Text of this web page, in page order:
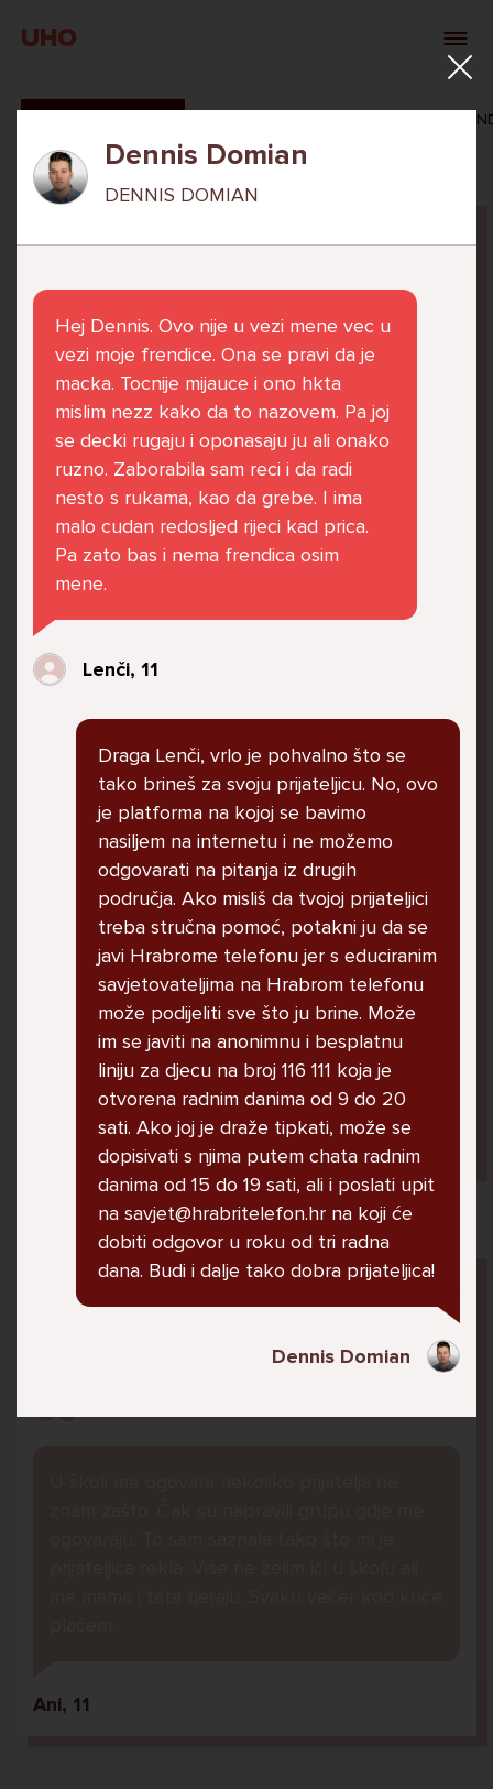
UHO
VERONIKA
Već 6 godina u školi nekoliko cura iz mog
razreda me izbacuju iz zajedničkih aktivnosti
te me iskorištavaju. Dečki iz mojeg razreda mi
govore da sam glupača te me preko discorda
vrijeđaju jer sam niska te mi govore da se
svojim susjedama i malim psom. Stalno u
krevet idem plačući. Nesvjesno te zbog
ljutnje sam se počela tući po nogama no
prestala sam jer me važna osoba potaknula
na to. Prije toga svega nakon nekoliko godina
prijateljstva ostavila me najbolja prijateljica
nisam htjela ići u školu jer me to sve jako
pogodilo. Cyber bulyala me preko snapchata
i drugih drugih društvenih mreža. Sad opet
razgovaramo no jako teško. Stalno provodim
vrijeme učeći ili trenirajući moje pse jako sam
vezana za njih te ih jako volim Često
razgovaram s mamom no ne želim joj sve reći
jer me ne shvaća. Ponekad želim skočiti sa
balkona svoje kuće. Neznam što da više
Lana, 12
Pitaj Stručnjaka
STRUCNJAK
Ani, 11
Dennis Domian
DENNIS DOMIAN
Hej Dennis. Ovo nije u vezi mene vec u
vezi moje frendice. Ona se pravi da je
macka. Tocnije mijauce i ono hkta
mislim nezz kako da to nazovem. Pa joj
se decki rugaju i oponasaju ju ali onako
ruzno. Zaborabila sam reci i da radi
nesto s rukama, kao da grebe. I ima
malo cudan redosljed rijeci kad prica.
Pa zato bas i nema frendica osim
mene.
Lenči, 11
Draga Lenči, vrlo je pohvalno što se
tako brineš za svoju prijateljicu. No, ovo
je platforma na kojoj se bavimo
nasiljem na internetu i ne možemo
odgovarati na pitanja iz drugih
područja. Ako misliš da tvojoj prijateljici
treba stručna pomoć, potakni ju da se
javi Hrabrome telefonu jer s educiranim
savjetovateljima na Hrabrom telefonu
može podijeliti sve što ju brine. Može
im se javiti na anonimnu i besplatnu
liniju za djecu na broj 116 111 koja je
otvorena radnim danima od 9 do 20
sati. Ako joj je draže tipkati, može se
dopisivati s njima putem chata radnim
danima od 15 do 19 sati, ali i poslati upit
na savjet@hrabritelefon.hr na koji će
dobiti odgovor u roku od tri radna
dana. Budi i dalje tako dobra prijateljica!
Dennis Domian